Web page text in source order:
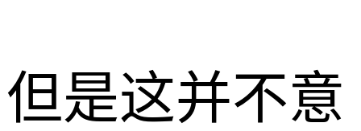
但是这并不意